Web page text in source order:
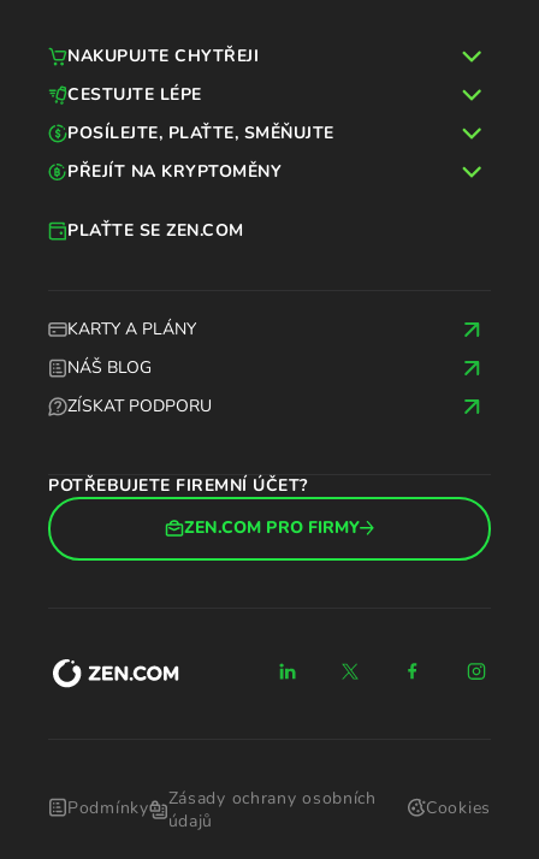
KARTY A PLÁNY
NÁŠ BLOG
ZÍSKAT PODPORU
PLAŤTE SE ZEN.COM
POTŘEBUJETE FIREMNÍ ÚČET?
ZEN.COM PRO FIRMY
NAKUPUJTE CHYTŘEJI
CESTUJTE LÉPE
POSÍLEJTE, PLAŤTE, SMĚŇUJTE
PŘEJÍT NA KRYPTOMĚNY
Podmínky
Zásady ochrany osobních
údajů
Cookies